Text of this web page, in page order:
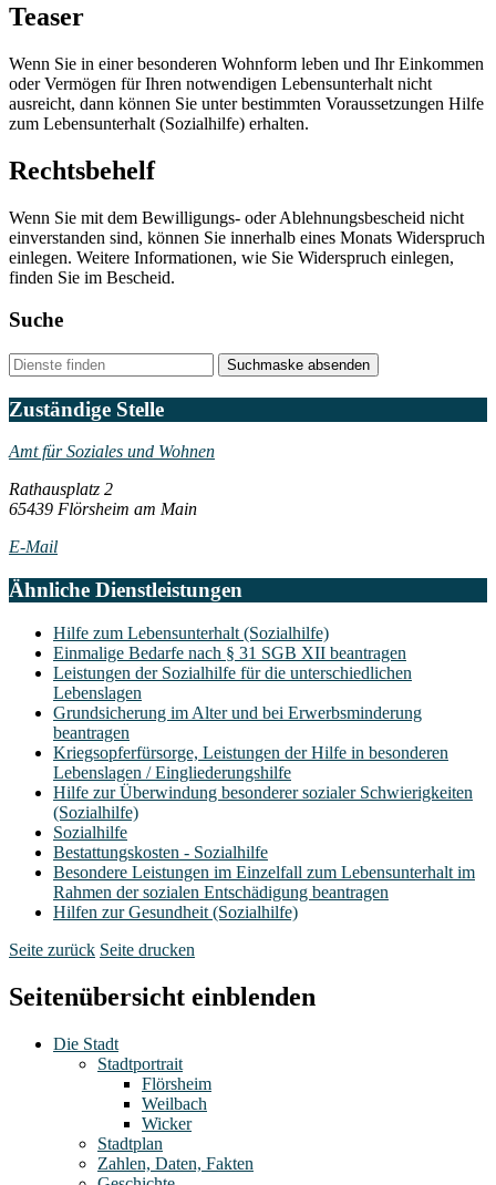
Teaser
Wenn Sie in einer besonderen Wohnform leben und Ihr Einkommen
oder Vermögen für Ihren notwendigen Lebensunterhalt nicht
ausreicht, dann können Sie unter bestimmten Voraussetzungen Hilfe
zum Lebensunterhalt (Sozialhilfe) erhalten.
Rechtsbehelf
Wenn Sie mit dem Bewilligungs- oder Ablehnungsbescheid nicht
einverstanden sind, können Sie innerhalb eines Monats Widerspruch
einlegen. Weitere Informationen, wie Sie Widerspruch einlegen,
finden Sie im Bescheid.
Suche
Suchmaske absenden
Zuständige Stelle
Amt für Soziales und Wohnen
Rathausplatz 2
65439 Flörsheim am Main
E-Mail
Ähnliche Dienstleistungen
Hilfe zum Lebensunterhalt (Sozialhilfe)
Einmalige Bedarfe nach § 31 SGB XII beantragen
Leistungen der Sozialhilfe für die unterschiedlichen
Lebenslagen
Grundsicherung im Alter und bei Erwerbsminderung
beantragen
Kriegsopferfürsorge, Leistungen der Hilfe in besonderen
Lebenslagen / Eingliederungshilfe
Hilfe zur Überwindung besonderer sozialer Schwierigkeiten
(Sozialhilfe)
Sozialhilfe
Bestattungskosten - Sozialhilfe
Besondere Leistungen im Einzelfall zum Lebensunterhalt im
Rahmen der sozialen Entschädigung beantragen
Hilfen zur Gesundheit (Sozialhilfe)
Seite zurück Seite drucken
Seitenübersicht einblenden
Die Stadt
Stadtportrait
Flörsheim
Weilbach
Wicker
Stadtplan
Zahlen, Daten, Fakten